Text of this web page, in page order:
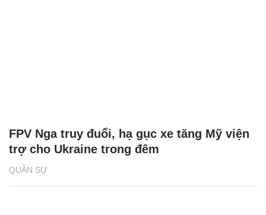
QUÂN SỰ
FPV Nga truy đuổi, hạ gục xe tăng Mỹ viện
trợ cho Ukraine trong đêm